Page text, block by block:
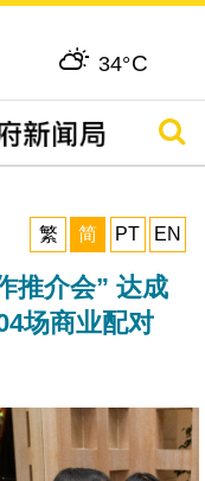
34°C
搜寻
繁
简 PT EN
推介会” 达成
场商业配对